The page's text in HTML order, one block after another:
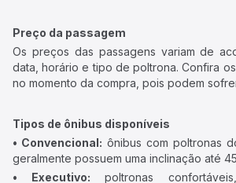
Preço da passagem
Os preços das passagens variam de
data, horário e tipo de poltrona. Confira
no momento da compra, pois podem
Tipos de ônibus disponíveis
• Convencional: ônibus com poltronas
geralmente possuem uma inclinação até
• Executivo: poltronas